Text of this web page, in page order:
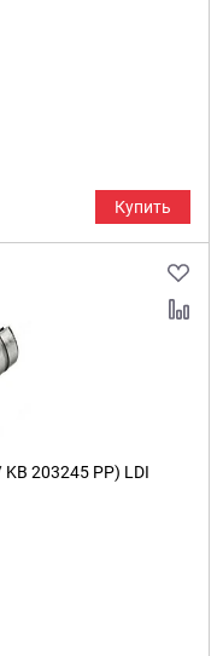
Купить
203245 PP) LDI